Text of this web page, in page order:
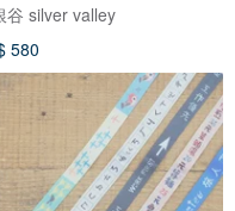
谷 silver valley
580